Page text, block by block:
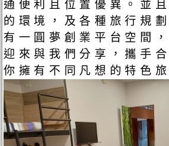
通便利且位置優異。並
的環境，及各種旅行規
有一圓夢創業平台空間
迎來與我們分享，攜手
你擁有不同凡想的特色旅